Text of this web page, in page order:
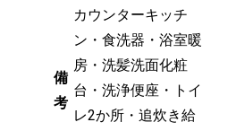
備
考
カウンターキッチ
ン・食洗器・浴室暖
房・洗髪洗面化粧
台・洗浄便座・トイ
レ2か所・追炊き給